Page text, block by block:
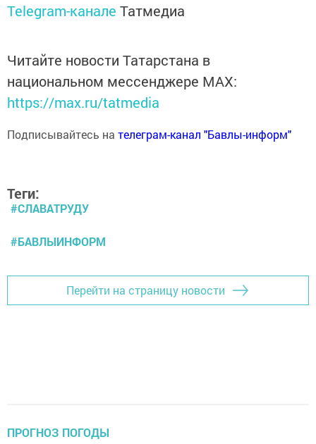
Telegram-канале Татмедиа
Читайте новости Татарстана в
национальном мессенджере MАХ:
https://max.ru/tatmedia
Подписывайтесь на телеграм-канал "Бавлы-информ"
Теги:
#СЛАВАТРУДУ
#БАВЛЫИНФОРМ
Перейти на страницу новости
ПРОГНОЗ ПОГОДЫ